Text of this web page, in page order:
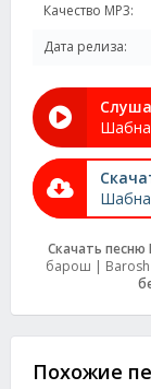
Качество MP3:
Дата релиза:
Скачать
барош | Barosh
Похожие